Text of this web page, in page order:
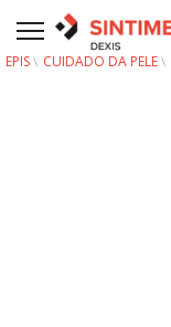
EPIS CUIDADO DA PELE